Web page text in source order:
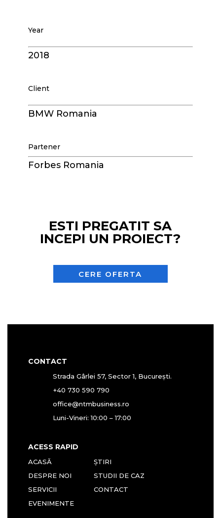
Year
2018
Client
BMW Romania
Partener
Forbes Romania
ESTI PREGATIT SA
INCEPI UN PROIECT?
CERE OFERTA
CONTACT
Strada Gârlei 57, Sector 1, București.
+40 730 590 790
office@ntmbusiness.ro
Luni-Vineri: 10:00 – 17:00
ACESS RAPID
ACASĂ
DESPRE NOI
SERVICII
EVENIMENTE
ȘTIRI
STUDII DE CAZ
CONTACT